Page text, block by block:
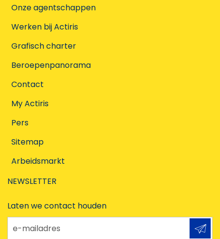
Onze agentschappen
Werken bij Actiris
Grafisch charter
Beroepenpanorama
Contact
My Actiris
Pers
Sitemap
Arbeidsmarkt
NEWSLETTER
Laten we contact houden
e-mailadres